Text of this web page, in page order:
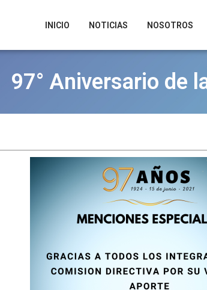
INICIO NOTICIAS NOSOTROS
97° Aniversario de